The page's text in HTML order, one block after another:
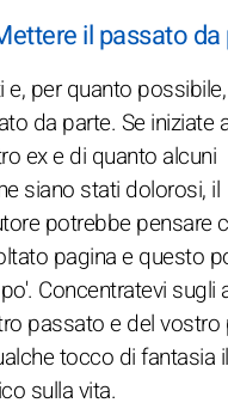
il passato
e, per quanto possibile,
da parte. Se iniziate
ex e di quanto alcuni
siano stati dolorosi, il
potrebbe pensare
pagina e questo
Concentratevi sugli
passato e del vostro
tocco di fantasia
sulla vita.